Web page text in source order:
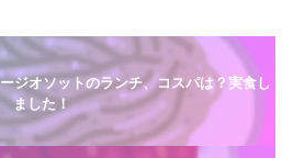
ジオソットのランチ、コスパは？実食し
ました！